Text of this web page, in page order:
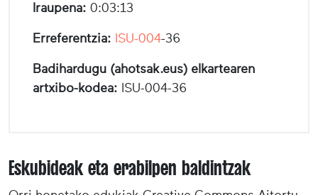
Iraupena: 0:03:13
Erreferentzia: ISU-004-36
Badihardugu (ahotsak.eus) elkartearen
artxibo-kodea: ISU-004-36
Eskubideak eta erabilpen baldintzak